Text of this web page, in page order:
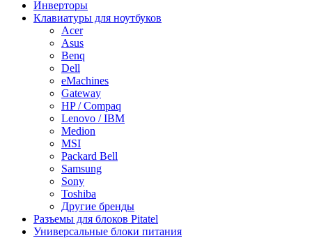
Инверторы
Клавиатуры для ноутбуков
Acer
Asus
Benq
Dell
eMachines
Gateway
HP / Compaq
Lenovo / IBM
Medion
MSI
Packard Bell
Samsung
Sony
Toshiba
Другие бренды
Разъемы для блоков Pitatel
Универсальные блоки питания